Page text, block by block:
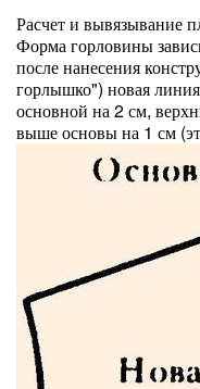
Расчет и вывязывание
Форма горловины
после нанесения
горлышко") новая
основной на 2 см,
выше основы на 1 см